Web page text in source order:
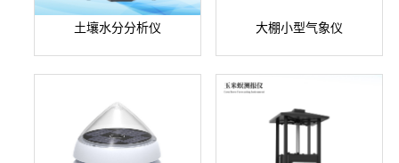
土壤水分分析仪 大棚小型气象仪